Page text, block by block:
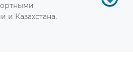
и Казахстана.